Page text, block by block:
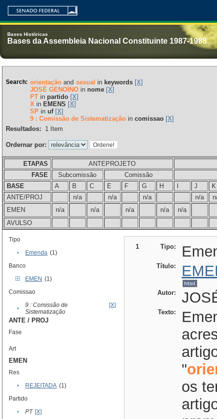
Bases Históricas
Bases da Assembleia Nacional Constituinte 1987-1988
Search: orientaçãoand sexual in keywords [X]
JOSÉ GENOÍNOin nome [X]
PTin partido [X]
Xin EMENS [X]
SPin uf [X]
9 : Comissão de Sistematizaçãoin comissao [X]
Resultados:
1Item
Ordernar por:
ETAPAS
ANTEPROJETO
FASE
Subcomissão
Comissão
BASE
A B C E F G H J
K
ANTE/PROJ
n/a n/a n/a n/a
EMEN
n/a n/a n/a n/a
n/a
AVULSO
Tipo
•
Emenda (1)
Banco
EMEN (1)
Comissao
•
9 : Comissão de
Sistematização
[X]
ANTE / PROJ
Fase
Art
EMEN
Res
•
REJEITADA (1)
Partido
•
PT [X]
1 Tipo:
Título:
Autor:
Texto:
"
os